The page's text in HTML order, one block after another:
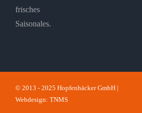
frisches
Saisonales.
© 2013 - 2025 Hopfenhäcker GmbH |
Webdesign: TNMS